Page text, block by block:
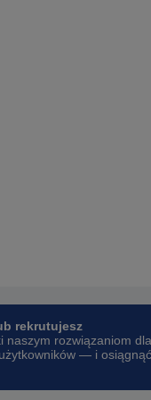
rekrutujesz
naszym rozwiązaniom dla
— i osiągnąć